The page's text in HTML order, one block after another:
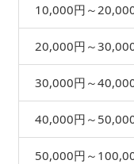
10,000円～
20,000円～
30,000円～
40,000円～
50,000円～